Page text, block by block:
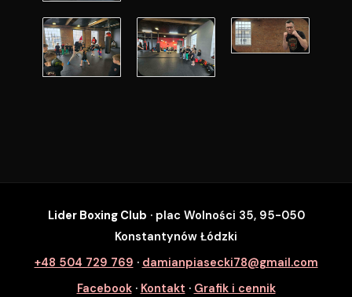
SZYBKI ZAPIS
Zapisz się na wybrane zajęcia
Lider Boxing Club · plac Wolności 35, 95-050
Konstantynów Łódzki
+48 504 729 769 · damianpiasecki78@gmail.com
Facebook· Kontakt · Grafik i cennik